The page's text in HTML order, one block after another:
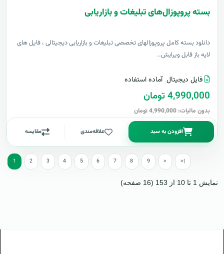
بسته پروپوزال‌های تبلیغات و بازاریابی
دانلود بسته کامل پروپوزالهای تخصصی تبلیغات و بازاریابی دیجیتالی ، فایل های
لایه باز قابل ویرایش..
فایل دیجیتال آماده استفاده
4,990,000 تومان
بدون مالیات: 4,990,000 تومان
افزودن به سبد علاقه‌مندی مقایسه
1 2 3 4 5 6 7 8 9 > >|
نمایش 1 تا 10 از 153 (16 صفحه)